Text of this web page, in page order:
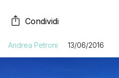
Condividi
Andrea Petroni 13/06/2016